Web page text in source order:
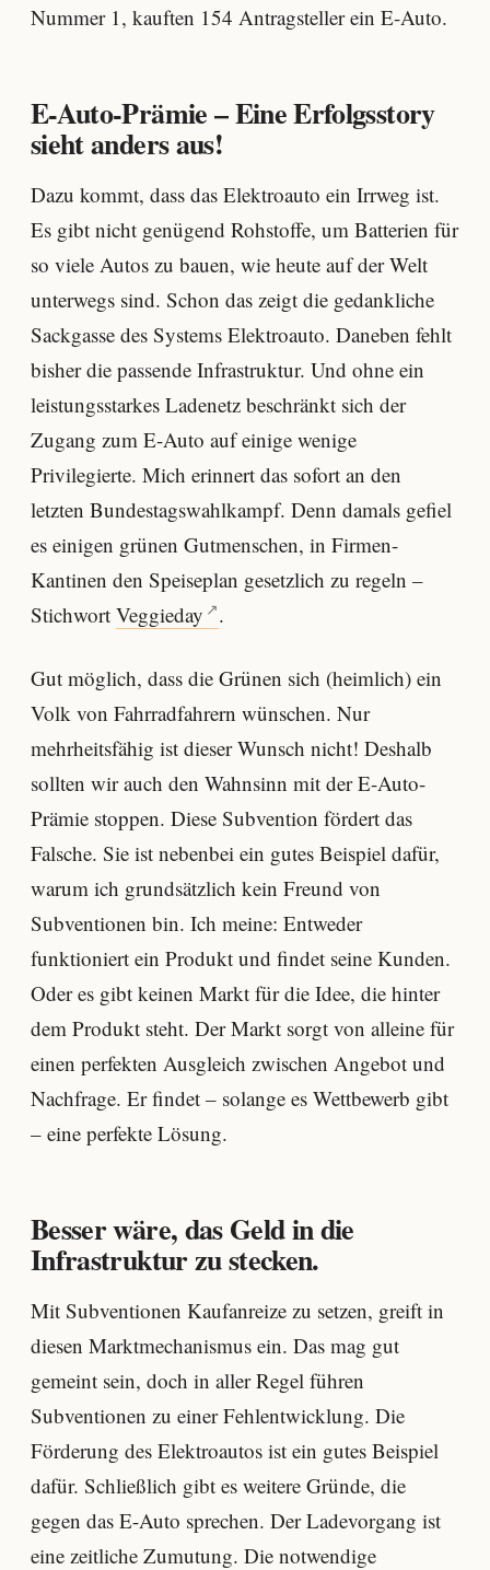
Nummer 1, kauften 154 Antragsteller ein E-Auto.
E-Auto-Prämie – Eine Erfolgsstory
sieht anders aus!
Dazu kommt, dass das Elektroauto ein Irrweg ist.
Es gibt nicht genügend Rohstoffe, um Batterien für
so viele Autos zu bauen, wie heute auf der Welt
unterwegs sind. Schon das zeigt die gedankliche
Sackgasse des Systems Elektroauto. Daneben fehlt
bisher die passende Infrastruktur. Und ohne ein
leistungsstarkes Ladenetz beschränkt sich der
Zugang zum E-Auto auf einige wenige
Privilegierte. Mich erinnert das sofort an den
letzten Bundestagswahlkampf. Denn damals gefiel
es einigen grünen Gutmenschen, in Firmen-
Kantinen den Speiseplan gesetzlich zu regeln –
Stichwort Veggieday .
Gut möglich, dass die Grünen sich (heimlich) ein
Volk von Fahrradfahrern wünschen. Nur
mehrheitsfähig ist dieser Wunsch nicht! Deshalb
sollten wir auch den Wahnsinn mit der E-Auto-
Prämie stoppen. Diese Subvention fördert das
Falsche. Sie ist nebenbei ein gutes Beispiel dafür,
warum ich grundsätzlich kein Freund von
Subventionen bin. Ich meine: Entweder
funktioniert ein Produkt und findet seine Kunden.
Oder es gibt keinen Markt für die Idee, die hinter
dem Produkt steht. Der Markt sorgt von alleine für
einen perfekten Ausgleich zwischen Angebot und
Nachfrage. Er findet – solange es Wettbewerb gibt
– eine perfekte Lösung.
Besser wäre, das Geld in die
Infrastruktur zu stecken.
Mit Subventionen Kaufanreize zu setzen, greift in
diesen Marktmechanismus ein. Das mag gut
gemeint sein, doch in aller Regel führen
Subventionen zu einer Fehlentwicklung. Die
Förderung des Elektroautos ist ein gutes Beispiel
dafür. Schließlich gibt es weitere Gründe, die
gegen das E-Auto sprechen. Der Ladevorgang ist
eine zeitliche Zumutung. Die notwendige